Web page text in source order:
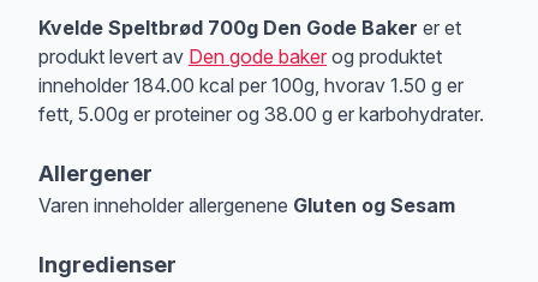
Produktbeskrivelse
Kvelde Speltbrød 700g Den Gode Baker er et
produkt levert av Den gode baker og produktet
inneholder 184.00 kcal per 100g, hvorav 1.50 g er
fett, 5.00g er proteiner og 38.00 g er karbohydrater.
Allergener
Varen inneholder allergenene Gluten og Sesam
Ingredienser